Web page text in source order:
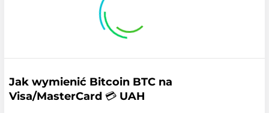
Jak wymienić Bitcoin BTC na
Visa/MasterCard 💳 UAH